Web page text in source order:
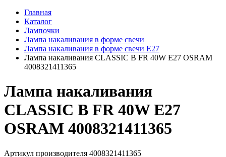
Главная
Каталог
Лампочки
Лампа накаливания в форме свечи
Лампа накаливания в форме свечи E27
Лампа накаливания CLASSIC B FR 40W E27 OSRAM
4008321411365
Лампа накаливания
CLASSIC B FR 40W E27
OSRAM 4008321411365
Артикул производителя 4008321411365